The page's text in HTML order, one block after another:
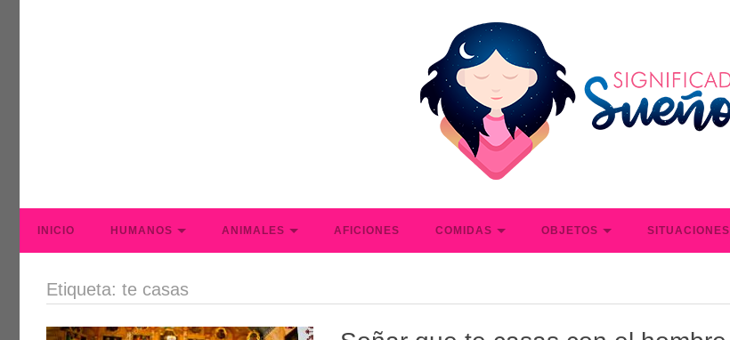
INICIO HUMANOS ANIMALES AFICIONES COMIDAS OBJETOS SITUACIONES
Etiqueta: te casas